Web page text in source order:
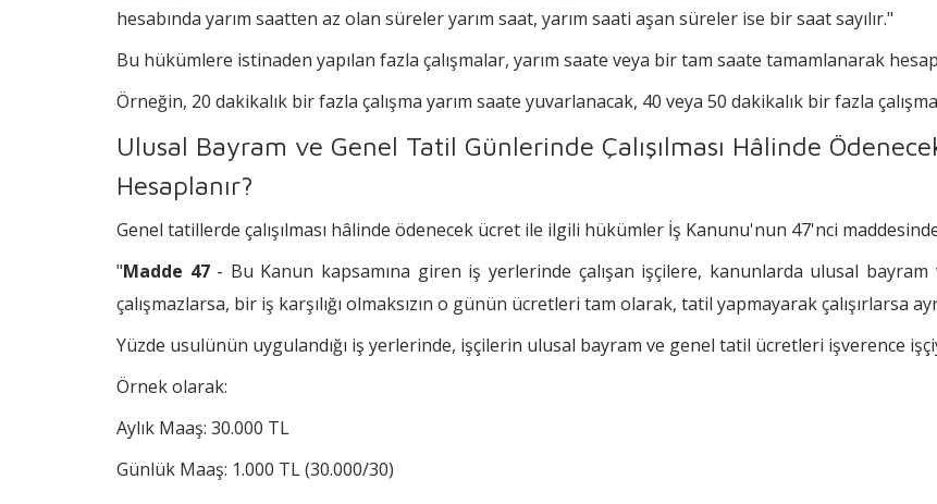
hesabında yarım saatten az olan süreler yarım saat, yarım saati aşan süreler ise bir saat sayılır."
Bu hükümlere istinaden yapılan fazla çalışmalar, yarım saate veya bir tam saate tamamlanarak
Örneğin, 20 dakikalık bir fazla çalışma yarım saate yuvarlanacak, 40 veya 50 dakikalık bir fazla
Ulusal Bayram ve Genel Tatil Günlerinde Çalışılması Hâlinde
Hesaplanır?
Genel tatillerde çalışılması hâlinde ödenecek ücret ile ilgili hükümler İş Kanunu'nun 47'nci
"Madde 47- Bu Kanun kapsamına giren iş yerlerinde çalışan işçilere, kanunlarda ulusal
çalışmazlarsa, bir iş karşılığı olmaksızın o günün ücretleri tam olarak, tatil yapmayarak çalışırlarsa
Yüzde usulünün uygulandığı iş yerlerinde, işçilerin ulusal bayram ve genel tatil ücretleri işverence
Örnek olarak:
Aylık Maaş: 30.000 TL
Günlük Maaş: 1.000 TL (30.000/30)